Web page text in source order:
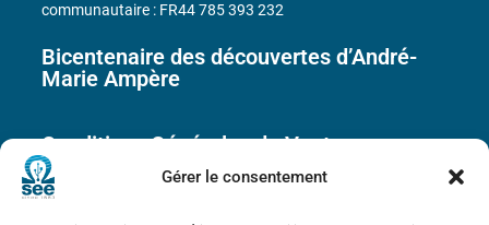
Gérer le consentement
Bicentenaire des découvertes d’André-
Marie Ampère
Conditions Générales de Vente
communautaire : FR44 785 393 232